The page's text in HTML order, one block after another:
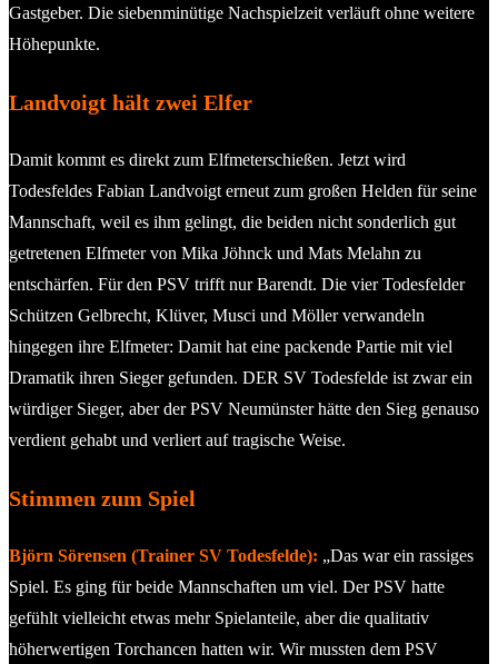
Gastgeber. Die siebenminütige Nachspielzeit verläuft ohne weitere
Höhepunkte.
Landvoigt hält zwei Elfer
Damit kommt es direkt zum Elfmeterschießen. Jetzt wird
Todesfeldes Fabian Landvoigt erneut zum großen Helden für seine
Mannschaft, weil es ihm gelingt, die beiden nicht sonderlich gut
getretenen Elfmeter von Mika Jöhnck und Mats Melahn zu
entschärfen. Für den PSV trifft nur Barendt. Die vier Todesfelder
Schützen Gelbrecht, Klüver, Musci und Möller verwandeln
hingegen ihre Elfmeter: Damit hat eine packende Partie mit viel
Dramatik ihren Sieger gefunden. DER SV Todesfelde ist zwar ein
würdiger Sieger, aber der PSV Neumünster hätte den Sieg genauso
verdient gehabt und verliert auf tragische Weise.
Stimmen zum Spiel
Björn Sörensen (Trainer SV Todesfelde): „Das war ein rassiges
Spiel. Es ging für beide Mannschaften um viel. Der PSV hatte
gefühlt vielleicht etwas mehr Spielanteile, aber die qualitativ
höherwertigen Torchancen hatten wir. Wir mussten dem PSV